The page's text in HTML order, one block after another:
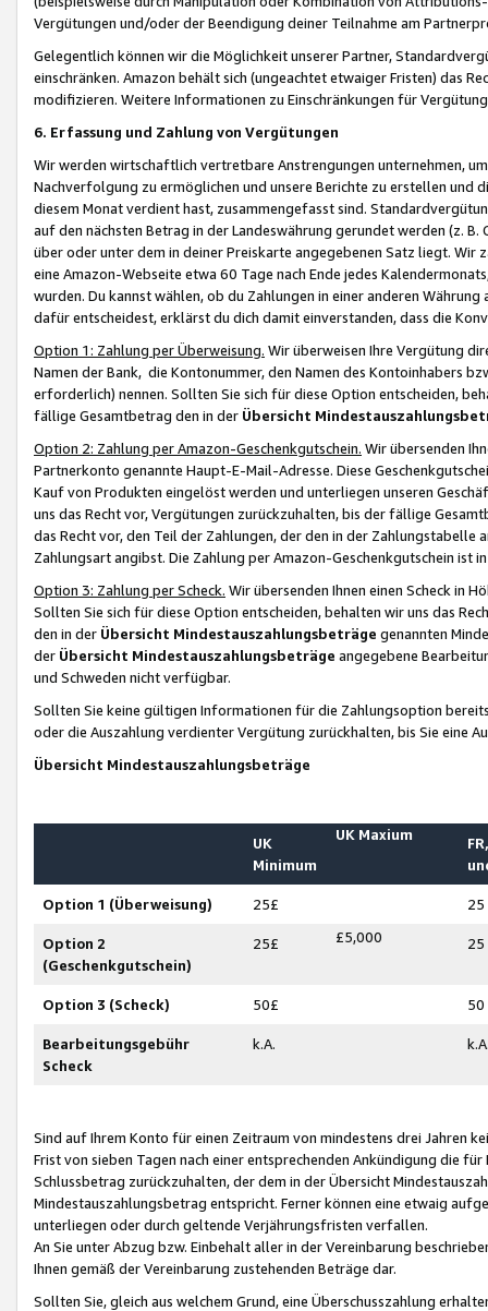
Vergütungen und/oder der Beendigung deiner Teilnahme am
Gelegentlich können wir die Möglichkeit unserer Partner,
einschränken. Amazon behält sich (ungeachtet etwaiger Fristen) das
modifizieren. Weitere Informationen zu Einschränkungen für
6. Erfassung und Zahlung von Vergütungen
Wir werden wirtschaftlich vertretbare Anstrengungen unternehmen,
Nachverfolgung zu ermöglichen und unsere Berichte zu erstellen und
diesem Monat verdient hast, zusammengefasst sind.
auf den nächsten Betrag in der Landeswährung gerundet werden (z.
über oder unter dem in deiner Preiskarte angegebenen Satz liegt.
eine Amazon-Webseite etwa 60 Tage nach Ende jedes
wurden. Du kannst wählen, ob du Zahlungen in einer anderen
dafür entscheidest, erklärst du dich damit einverstanden, dass die
Option 1: Zahlung per Überweisung. Wir überweisen Ihre Vergütung
Namen der Bank, die Kontonummer, den Namen des Kontoinhabers
erforderlich) nennen. Sollten Sie sich für diese Option entscheiden,
fällige Gesamtbetrag den in der Übersicht
Option 2: Zahlung per Amazon-Geschenkgutschein. Wir übersenden
Partnerkonto genannte Haupt-E-Mail-Adresse. Diese
Kauf von Produkten eingelöst werden und unterliegen unseren
uns das Recht vor, Vergütungen zurückzuhalten, bis der fällige
das Recht vor, den Teil der Zahlungen, der den in der
Zahlungsart angibst. Die Zahlung per Amazon-Geschenkgutschein ist
Option 3: Zahlung per Scheck. Wir übersenden Ihnen einen Scheck in
Sollten Sie sich für diese Option entscheiden, behalten wir uns das
den in der Übersicht Mindestauszahlungsbeträge genannten
der Übersicht Mindestauszahlungsbeträge angegebene
und Schweden nicht verfügbar.
Sollten Sie keine gültigen Informationen für die Zahlungsoption
oder die Auszahlung verdienter Vergütung zurückhalten, bis Sie
Übersicht Mindestauszahlungsbeträge
UK
Minimum
UK Maxium
Option 1 (Überweisung) 25£ 25
Option 2
(Geschenkgutschein)
25£ £5,000 25
Option 3 (Scheck) 50£ 50
Bearbeitungsgebühr
Scheck
k.A.
Sind auf Ihrem Konto für einen Zeitraum von mindestens drei Jahren
Frist von sieben Tagen nach einer entsprechenden Ankündigung die
Schlussbetrag zurückzuhalten, der dem in der Übersicht
Mindestauszahlungsbetrag entspricht. Ferner können eine etwaig
unterliegen oder durch geltende Verjährungsfristen verfallen.
An Sie unter Abzug bzw. Einbehalt aller in der Vereinbarung
Ihnen gemäß der Vereinbarung zustehenden Beträge dar.
Sollten Sie, gleich aus welchem Grund, eine Überschusszahlung